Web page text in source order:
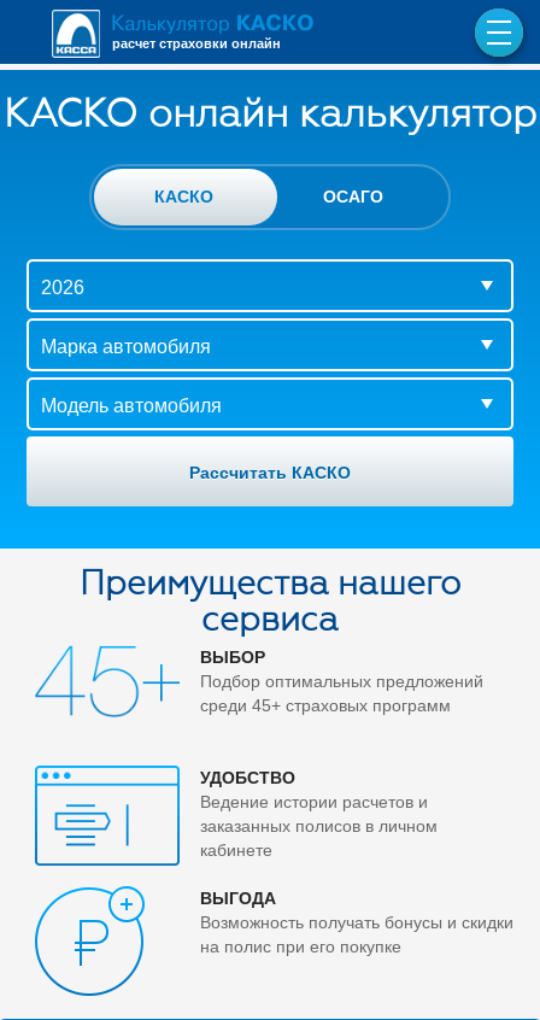
расчет страховки онлайн
КАСКО онлайн калькулятор
КАСКО ОСАГО
Преимущества нашего
сервиса
ВЫБОР
Подбор оптимальных предложений
среди 45+ страховых программ
УДОБСТВО
Ведение истории расчетов и
заказанных полисов в личном
кабинете
ВЫГОДА
Возможность получать бонусы и скидки
на полис при его покупке